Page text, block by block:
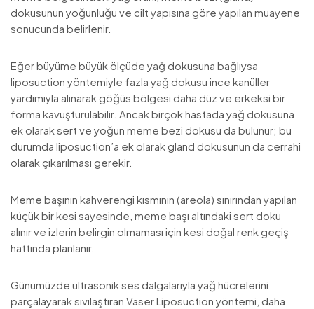
dokusunun yoğunluğu ve cilt yapısına göre yapılan muayene
sonucunda belirlenir.
Eğer büyüme büyük ölçüde yağ dokusuna bağlıysa
liposuction yöntemiyle fazla yağ dokusu ince kanüller
yardımıyla alınarak göğüs bölgesi daha düz ve erkeksi bir
forma kavuşturulabilir. Ancak birçok hastada yağ dokusuna
ek olarak sert ve yoğun meme bezi dokusu da bulunur; bu
durumda liposuction’a ek olarak gland dokusunun da cerrahi
olarak çıkarılması gerekir.
Meme başının kahverengi kısmının (areola) sınırından yapılan
küçük bir kesi sayesinde, meme başı altındaki sert doku
alınır ve izlerin belirgin olmaması için kesi doğal renk geçiş
hattında planlanır.
Günümüzde ultrasonik ses dalgalarıyla yağ hücrelerini
parçalayarak sıvılaştıran Vaser Liposuction yöntemi, daha